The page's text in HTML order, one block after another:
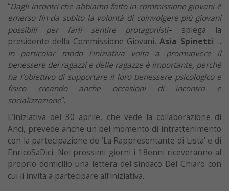
“Dagli incontri che abbiamo fatto in commissione giovani è
emerso fin da subito la volontà di coinvolgere più giovani
possibili per farli sentire protagonisti– spiega la
presidente della Commissione Giovani,Asia Spinetti -.
In particolar modo l’iniziativa volta a promuovere il
benessere dei ragazzi e delle ragazze è importante, perché
ha l’obiettivo di supportare il loro benessere psicologico e
fisico creando anche occasioni di incontro e
socializzazione”.
L’iniziativa del 30 aprile, che vede la collaborazione di
Anci, prevede anche un bel momento di intrattenimento
con la partecipazione de ‘La Rappresentante di Lista’ e di
EnricoSaDici. Nei prossimi giorni i 18enni riceveranno al
proprio domicilio una lettera del sindaco Del Chiaro con
cui li invita a partecipare all’iniziativa.